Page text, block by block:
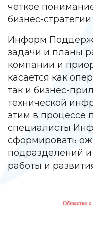
четкое
бизнес-
Информ
задачи и планы
компании и
касается как
так и бизнес-
технической
этим в процессе
специалисты
сформировать
подразделений
работы и